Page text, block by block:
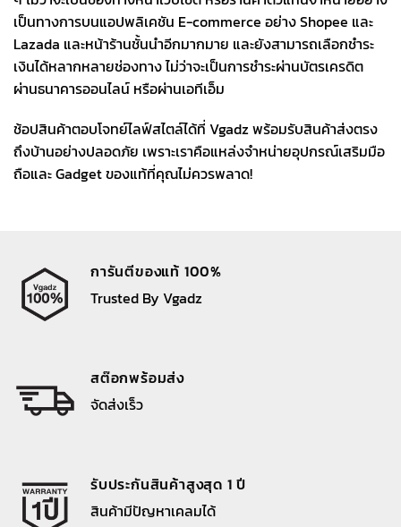
เป็นทางการบนแอปพลิเคชัน E-commerce อย่าง Shopee และ
Lazada และหน้าร้านชั้นนำอีกมากมาย และยังสามารถเลือกชำระ
เงินได้หลากหลายช่องทาง ไม่ว่าจะเป็นการชำระผ่านบัตรเครดิต
ผ่านธนาคารออนไลน์ หรือผ่านเอทีเอ็ม
ช้อปสินค้าตอบโจทย์ไลฟ์สไตล์ได้ที่ Vgadz พร้อมรับสินค้าส่งตรง
ถึงบ้านอย่างปลอดภัย เพราะเราคือแหล่งจำหน่ายอุปกรณ์เสริมมือ
ถือและ Gadget ของแท้ที่คุณไม่ควรพลาด!
การันตีของแท้ 100%
Trusted By Vgadz
สต๊อกพร้อมส่ง
จัดส่งเร็ว
รับประกันสินค้าสูงสุด 1 ปี
สินค้ามีปัญหาเคลมได้